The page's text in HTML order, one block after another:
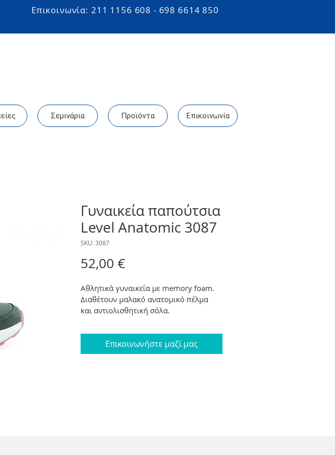
Επικοινωνία: 211 1156 608 - 698 6614 850
Σεμινάρια Προϊόντα Επικοινωνία
Γυναικεία παπούτσια
Level Anatomic 3087
SKU: 3087
52,00 €Price
Αθλητικά γυναικεία με memory foam.
Διαθέτουν μαλακό ανατομικό πέλμα
και αντιολισθητική σόλα.
Κατάλληλο για άθληση και περιπάτους.
Ύψος τακουνιού 4 cm
Μεγέθη: 36-42
Επικοινωνήστε μαζί μας